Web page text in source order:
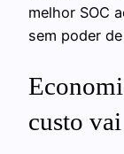
melhor SOC
sem poder
custo